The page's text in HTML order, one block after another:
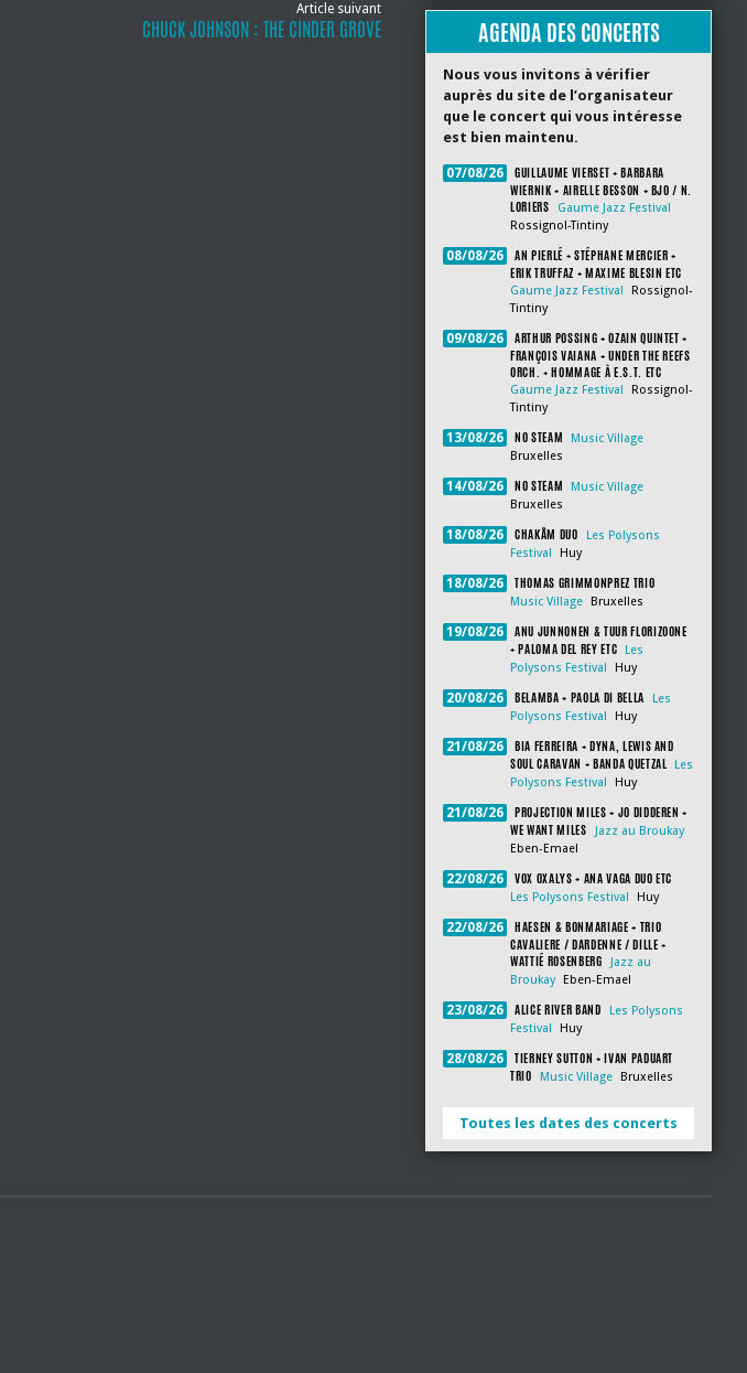
Article suivant
CHUCK JOHNSON : THE CINDER GROVE AGENDA DES CONCERTS
Nous vous invitons à vérifier
auprès du site de l’organisateur
que le concert qui vous intéresse
est bien maintenu.
07/08/26
GUILLAUME VIERSET + BARBARA
WIERNIK + AIRELLE BESSON + BJO / N.
LORIERS
Gaume Jazz Festival
Rossignol-Tintiny
08/08/26
AN PIERLÉ + STÉPHANE MERCIER +
ERIK TRUFFAZ + MAXIME BLESIN ETC
Gaume Jazz Festival
Rossignol-
Tintiny
09/08/26
ARTHUR POSSING + OZAIN QUINTET +
FRANÇOIS VAIANA + UNDER THE REEFS
ORCH. + HOMMAGE À E.S.T. ETC
Gaume Jazz Festival
Rossignol-
Tintiny
13/08/26 NO STEAM
Music Village
Bruxelles
14/08/26 NO STEAM
Music Village
Bruxelles
18/08/26 CHAKÂM DUO
Les Polysons
Festival
Huy
18/08/26 THOMAS GRIMMONPREZ TRIO
Music Village Bruxelles
19/08/26
ANU JUNNONEN & TUUR FLORIZOONE
+ PALOMA DEL REY ETC
Les
Polysons Festival
Huy
20/08/26 BELAMBA + PAOLA DI BELLA
Les
Polysons Festival
Huy
21/08/26
BIA FERREIRA + DYNA, LEWIS AND
SOUL CARAVAN + BANDA QUETZAL
Les
Polysons Festival
Huy
21/08/26
PROJECTION MILES + JO DIDDEREN +
WE WANT MILES
Jazz au Broukay
Eben-Emael
22/08/26 VOX OXALYS + ANA VAGA DUO ETC
Les Polysons Festival Huy
22/08/26
HAESEN & BONMARIAGE + TRIO
CAVALIERE / DARDENNE / DILLE +
WATTIÉ ROSENBERG
Jazz au
Broukay
Eben-Emael
23/08/26 ALICE RIVER BAND
Les Polysons
Festival
Huy
28/08/26
TIERNEY SUTTON + IVAN PADUART
TRIO
Music Village Bruxelles
Toutes les dates des concerts